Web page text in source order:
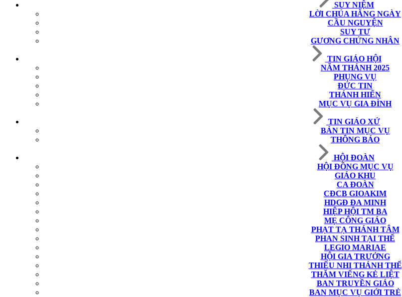
SUY NIỆM
LỜI CHÚA HẰNG NGÀY
CẦU NGUYỆN
SUY TƯ
GƯƠNG CHỨNG NHÂN
TIN GIÁO HỘI
NĂM THÁNH 2025
PHỤNG VỤ
ĐỨC TIN
THÁNH HIẾN
MỤC VỤ GIA ĐÌNH
TIN GIÁO XỨ
BẢN TIN MỤC VỤ
THÔNG BÁO
HỘI ĐOÀN
HỘI ĐỒNG MỤC VỤ
GIÁO KHU
CA ĐOÀN
CĐCB GIOAKIM
HDGĐ ĐA MINH
HIỆP HỘI TM BA
MẸ CÔNG GIÁO
PHẠT TẠ THÁNH TÂM
PHAN SINH TẠI THẾ
LEGIO MARIAE
HỘI GIA TRƯỞNG
THIẾU NHI THÁNH THỂ
THĂM VIẾNG KẺ LIỆT
BAN TRUYỀN GIÁO
BAN MỤC VỤ GIỚI TRẺ